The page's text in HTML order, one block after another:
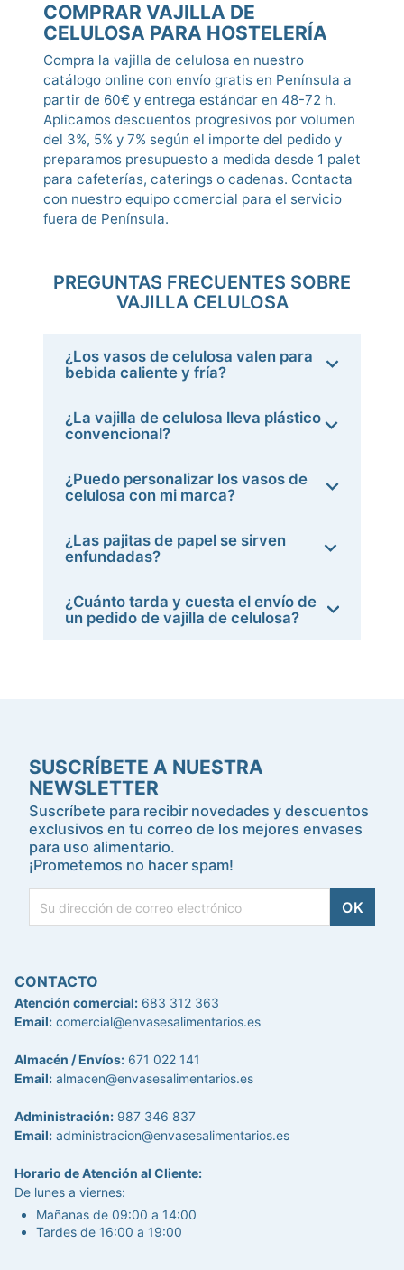
COMPRAR VAJILLA DE
CELULOSA PARA HOSTELERÍA
Compra la vajilla de celulosa en nuestro
catálogo online con envío gratis en Península a
partir de 60€ y entrega estándar en 48-72 h.
Aplicamos descuentos progresivos por volumen
del 3%, 5% y 7% según el importe del pedido y
preparamos presupuesto a medida desde 1 palet
para cafeterías, caterings o cadenas. Contacta
con nuestro equipo comercial para el servicio
fuera de Península.
PREGUNTAS FRECUENTES SOBRE
VAJILLA CELULOSA
¿Los vasos de celulosa valen para
bebida caliente y fría?
¿La vajilla de celulosa lleva plástico
convencional?
¿Puedo personalizar los vasos de
celulosa con mi marca?
¿Las pajitas de papel se sirven
enfundadas?
¿Cuánto tarda y cuesta el envío de
un pedido de vajilla de celulosa?
SUSCRÍBETE A NUESTRA
NEWSLETTER
Suscríbete para recibir novedades y descuentos
exclusivos en tu correo de los mejores envases
para uso alimentario.
¡Prometemos no hacer spam!
CONTACTO
Atención comercial: 683 312 363
Email: comercial@envasesalimentarios.es
Almacén / Envíos: 671 022 141
Email: almacen@envasesalimentarios.es
Administración: 987 346 837
Email: administracion@envasesalimentarios.es
Horario de Atención al Cliente:
De lunes a viernes:
Mañanas de 09:00 a 14:00
Tardes de 16:00 a 19:00